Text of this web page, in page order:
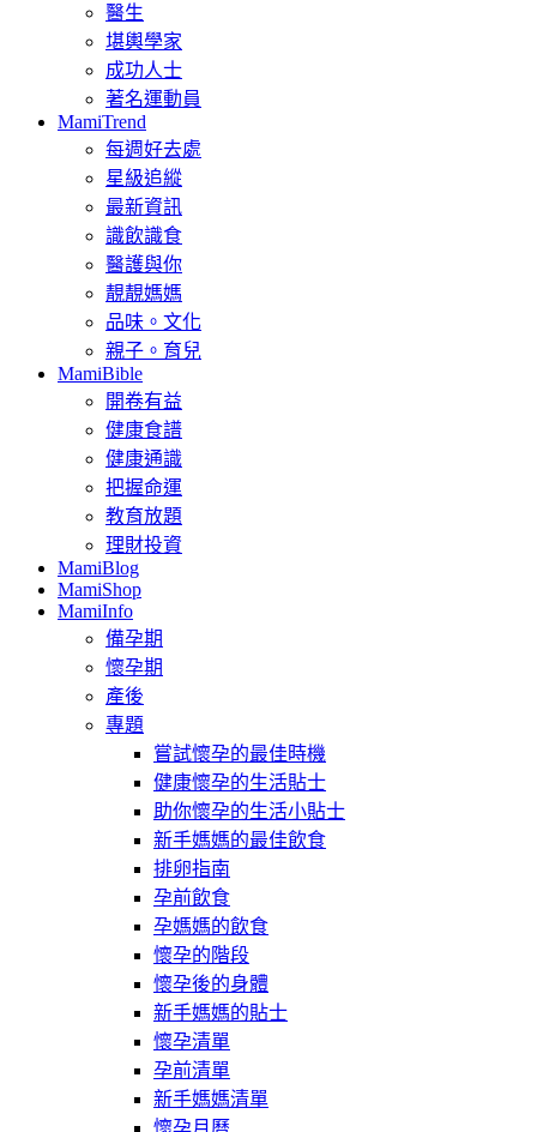
醫生
堪輿學家
成功人士
著名運動員
MamiTrend
每週好去處
星級追縱
最新資訊
識飲識食
醫護與你
靚靚媽媽
品味。文化
親子。育兒
MamiBible
開卷有益
健康食譜
健康通識
把握命運
教育放題
理財投資
MamiBlog
MamiShop
MamiInfo
備孕期
懷孕期
產後
專題
嘗試懷孕的最佳時機
健康懷孕的生活貼士
助你懷孕的生活小貼士
新手媽媽的最佳飲食
排卵指南
孕前飲食
孕媽媽的飲食
懷孕的階段
懷孕後的身體
新手媽媽的貼士
懷孕清單
孕前清單
新手媽媽清單
懷孕月曆